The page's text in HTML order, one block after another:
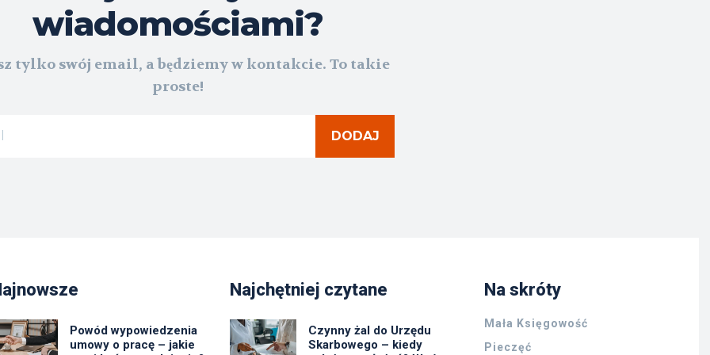
wiadomościami?
tylko swój email, a będziemy w kontakcie. To takie
proste!
DODAJ
Powód wypowiedzenia
umowy o pracę – jakie
Najchętniej czytane
Czynny żal do Urzędu
Skarbowego – kiedy
Na skróty
Mała Księgowość
Pieczęć